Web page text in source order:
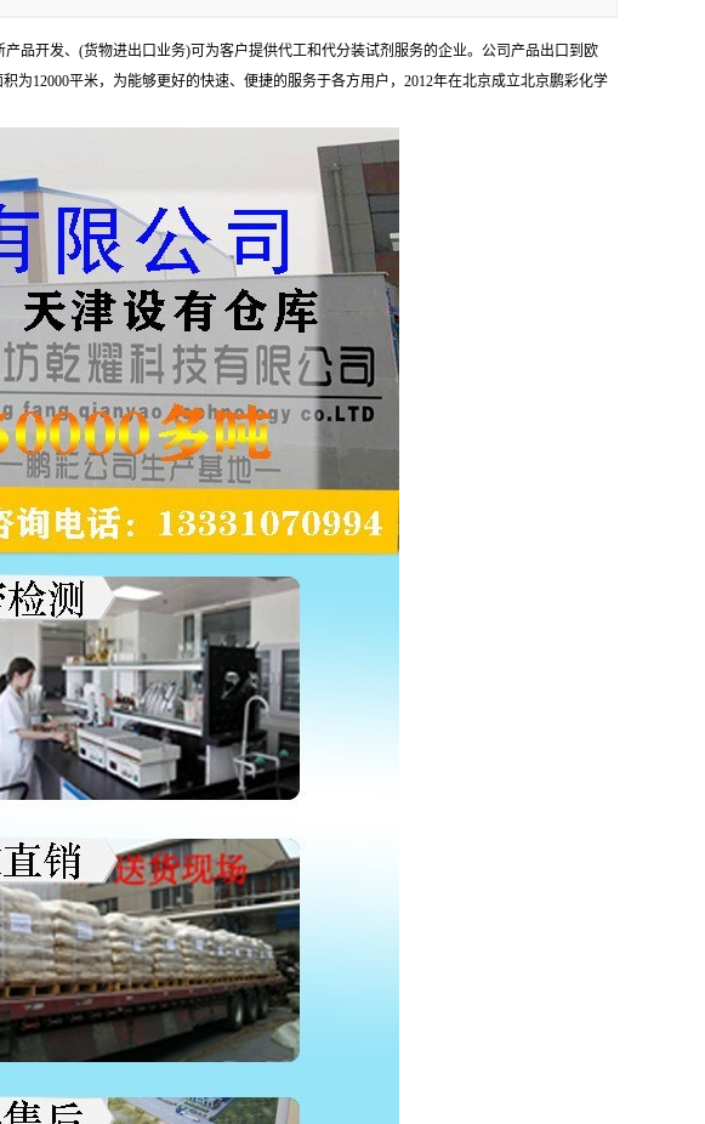
品开发、(货物进出口业务)可为客户提供代工和代分装试剂服务的企业。公司产品出口到欧
为12000平米，为能够更好的快速、便捷的服务于各方用户，2012年在北京成立北京鹏彩化学